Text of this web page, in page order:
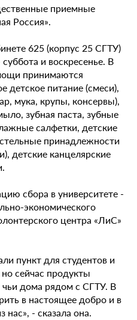
приемные
Россия».
625 (корпус 25 СГТУ)
и воскресенье. В
принимаются
питание (смеси),
мука, крупы, консервы),
зубная паста, зубные
салфетки, детские
принадлежности
детские канцелярские
сбора в университете -
экономического
центра «ЛиС»
пункт для студентов и
сейчас продукты
дома рядом с СГТУ. В
в настоящее добро и в
нас», - сказала она.